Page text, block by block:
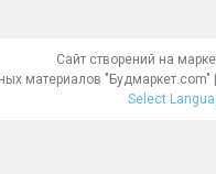
Сайт створений на
Интернет - магазин строительных материалов "Будмаркет.com" |
Select